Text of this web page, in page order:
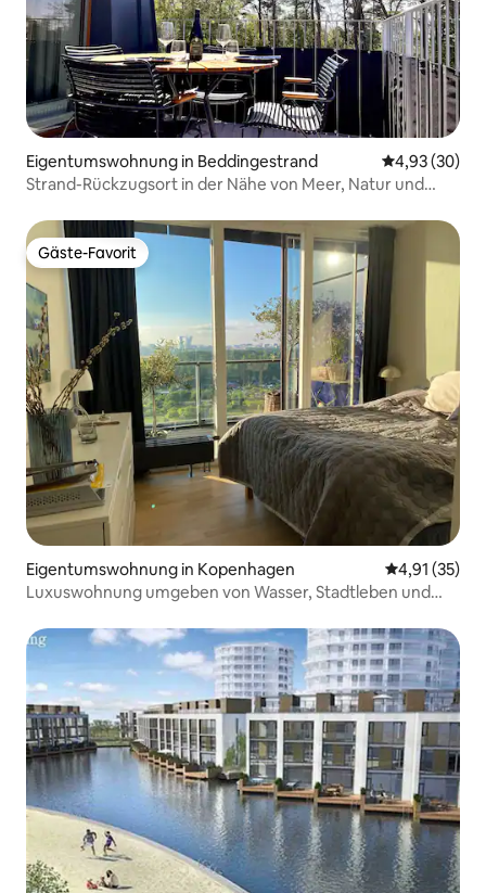
Eigentumswohnung in Beddingestrand
4,93 (30)
Strand-Rückzugsort in der Nähe von Meer, Natur und
Gäste-Favorit
Gäste-Favorit
Eigentumswohnung in Kopenhagen
4,91 (35)
Luxuswohnung umgeben von Wasser, Stadtleben und